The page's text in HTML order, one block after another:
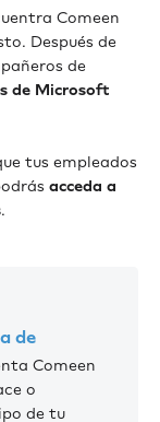
Comeen
Después de
de
de Microsoft
tus empleados
acceda a
.
de
Comeen
o
de tu